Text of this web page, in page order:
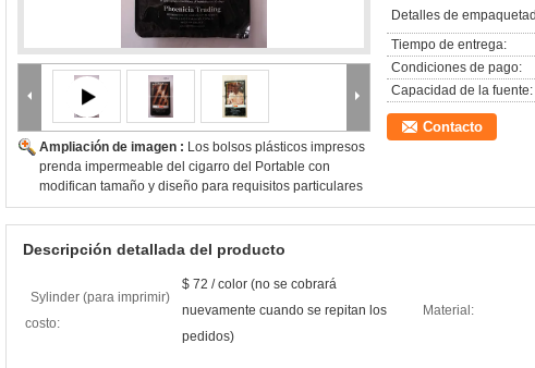
Ampliación de imagen : Los bolsos plásticos impresos
prenda impermeable del cigarro del Portable con
modifican tamaño y diseño para requisitos particulares
Detalles de
Tiempo de entrega:
Condiciones de pago:
Capacidad de la fuente:
Contacto
Descripción detallada del producto
Sylinder (para imprimir)
costo:
$ 72 / color (no se cobrará
nuevamente cuando se repitan los
pedidos)
Material: